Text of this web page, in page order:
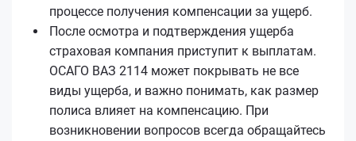
процессе получения компенсации за ущерб.
После осмотра и подтверждения ущерба
страховая компания приступит к выплатам.
ОСАГО ВАЗ 2114 может покрывать не все
виды ущерба, и важно понимать, как размер
полиса влияет на компенсацию. При
возникновении вопросов всегда обращайтесь